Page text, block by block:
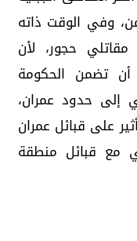
وفي الوقت ذاته
حجور، لأن
تضمن الحكومة
إلى حدود عمران،
على قبائل عمران
مع قبائل منطقة